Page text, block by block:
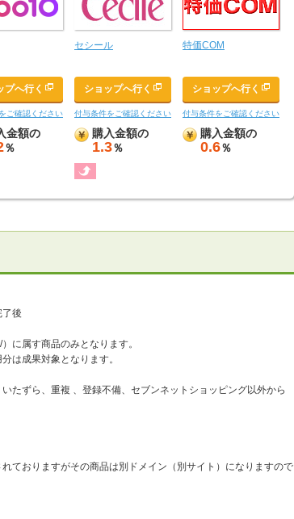
プへ行く
ご確認ください
金額の
％
セシール
ショップへ行く
付与条件をご確認ください
購入金額の
1.3％
特価COM
ショップへ行く
付与条件をご確認ください
購入金額の
0.6％
後
に属す商品のみとなります。
は成果対象となります。
たずら、重複 、登録不備、セブンネットショッピング以外から
ておりますがその商品は別ドメイン（別サイト）になりますので